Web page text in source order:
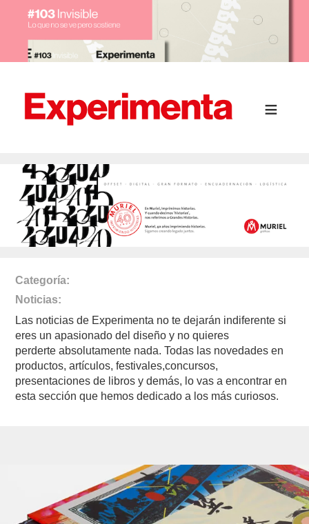
Categoría
Noticias
Las noticias de Experimenta no te dejarán indiferente si
eres un apasionado del diseño y no quieres
perderte absolutamente nada. Todas las novedades en
productos, artículos, festivales,concursos,
presentaciones de libros y demás, lo vas a encontrar en
esta sección que hemos dedicado a los más curiosos.